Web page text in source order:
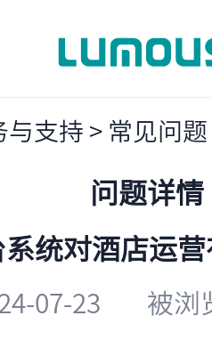
与支持 > 常见问题
问题详情
统对酒店运
07-23
被浏